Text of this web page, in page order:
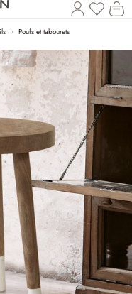
Vous
Poufs et tabourets